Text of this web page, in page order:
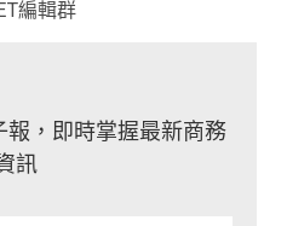
編輯群
報，即時掌握最新商務
訊